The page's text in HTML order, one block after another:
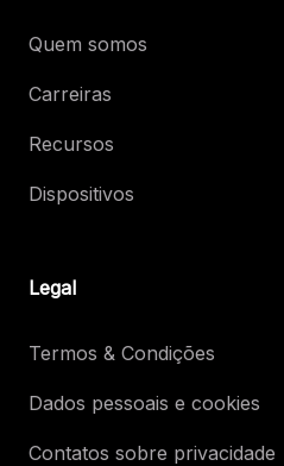
Quem somos
Carreiras
Recursos
Dispositivos
Legal
Termos & Condições
Dados pessoais e cookies
Contatos sobre privacidade